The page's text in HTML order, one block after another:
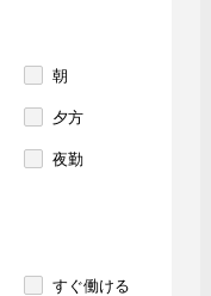
朝
夕方
夜勤
すぐ働ける